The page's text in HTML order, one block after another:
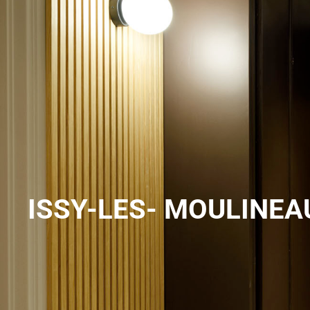
ISSY-LES-